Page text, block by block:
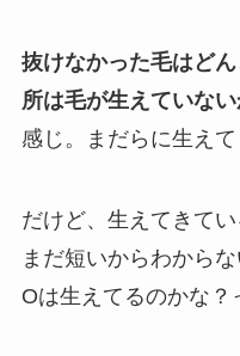
抜けなかった毛はど
所は毛が生えていな
感じ。まだらに生えて
だけど、生えてきて
まだ短いからわから
Oは生えてるのかな？